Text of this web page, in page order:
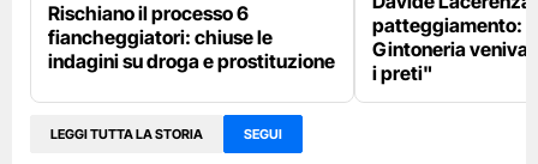
Rischiano il processo 6
fiancheggiatori: chiuse le
indagini su droga e prostituzione
patteggiamento:
Gintoneria
i preti"
LEGGI TUTTA LA STORIA SEGUI